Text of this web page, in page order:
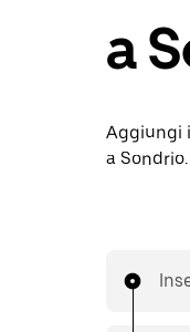
a
Aggiungi
a Sondrio.